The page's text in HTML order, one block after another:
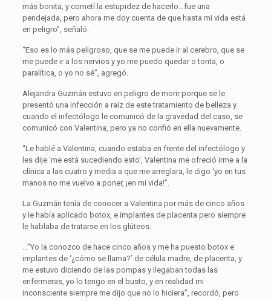
más bonita, y cometí la estupidez de hacerlo…fue una
pendejada, pero ahora me doy cuenta de que hasta mi vida está
en peligro”, señaló.
“Eso es lo más peligroso, que se me puede ir al cerebro, que se
me puede ir a los nervios y yo me puedo quedar o tonta, o
paralítica, o yo no sé”, agregó.
Alejandra Guzmán estuvo en peligro de morir porque se le
presentó una infección a raíz de este tratamiento de belleza y
cuando el infectólogo le comunicó de la gravedad del caso, se
comunicó con Valentina, pero ya no confió en ella nuevamente.
“Le hablé a Valentina, cuando estaba en frente del infectólogo y
les dije ‘me está sucediendo esto’, Valentina me ofreció irme a la
clínica a las cuatro y media a que me arreglara, le digo ‘yo en tus
manos no me vuelvo a poner, ¡en mi vida!”.
La Guzmán tenía de conocer a Valentina por más de cinco años
y le había aplicado botox, e implantes de placenta pero siempre
le hablaba de tratarse en los glúteos.
…”Yo la conozco de hace cinco años y me ha puesto botox e
implantes de ‘¿cómo se llama?’ de célula madre, de placenta, y
me estuvo diciendo de las pompas y llegaban todas las
enfermeras, yo lo tengo en el busto, y en realidad mi
inconsciente siempre me dijo que no lo hiciera”, recordó, pero